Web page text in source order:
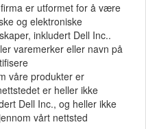
er utformet for å være
og elektroniske
inkludert Dell Inc..
varemerker eller navn på
våre produkter er
er heller ikke
Dell Inc., og heller ikke
vårt nettsted